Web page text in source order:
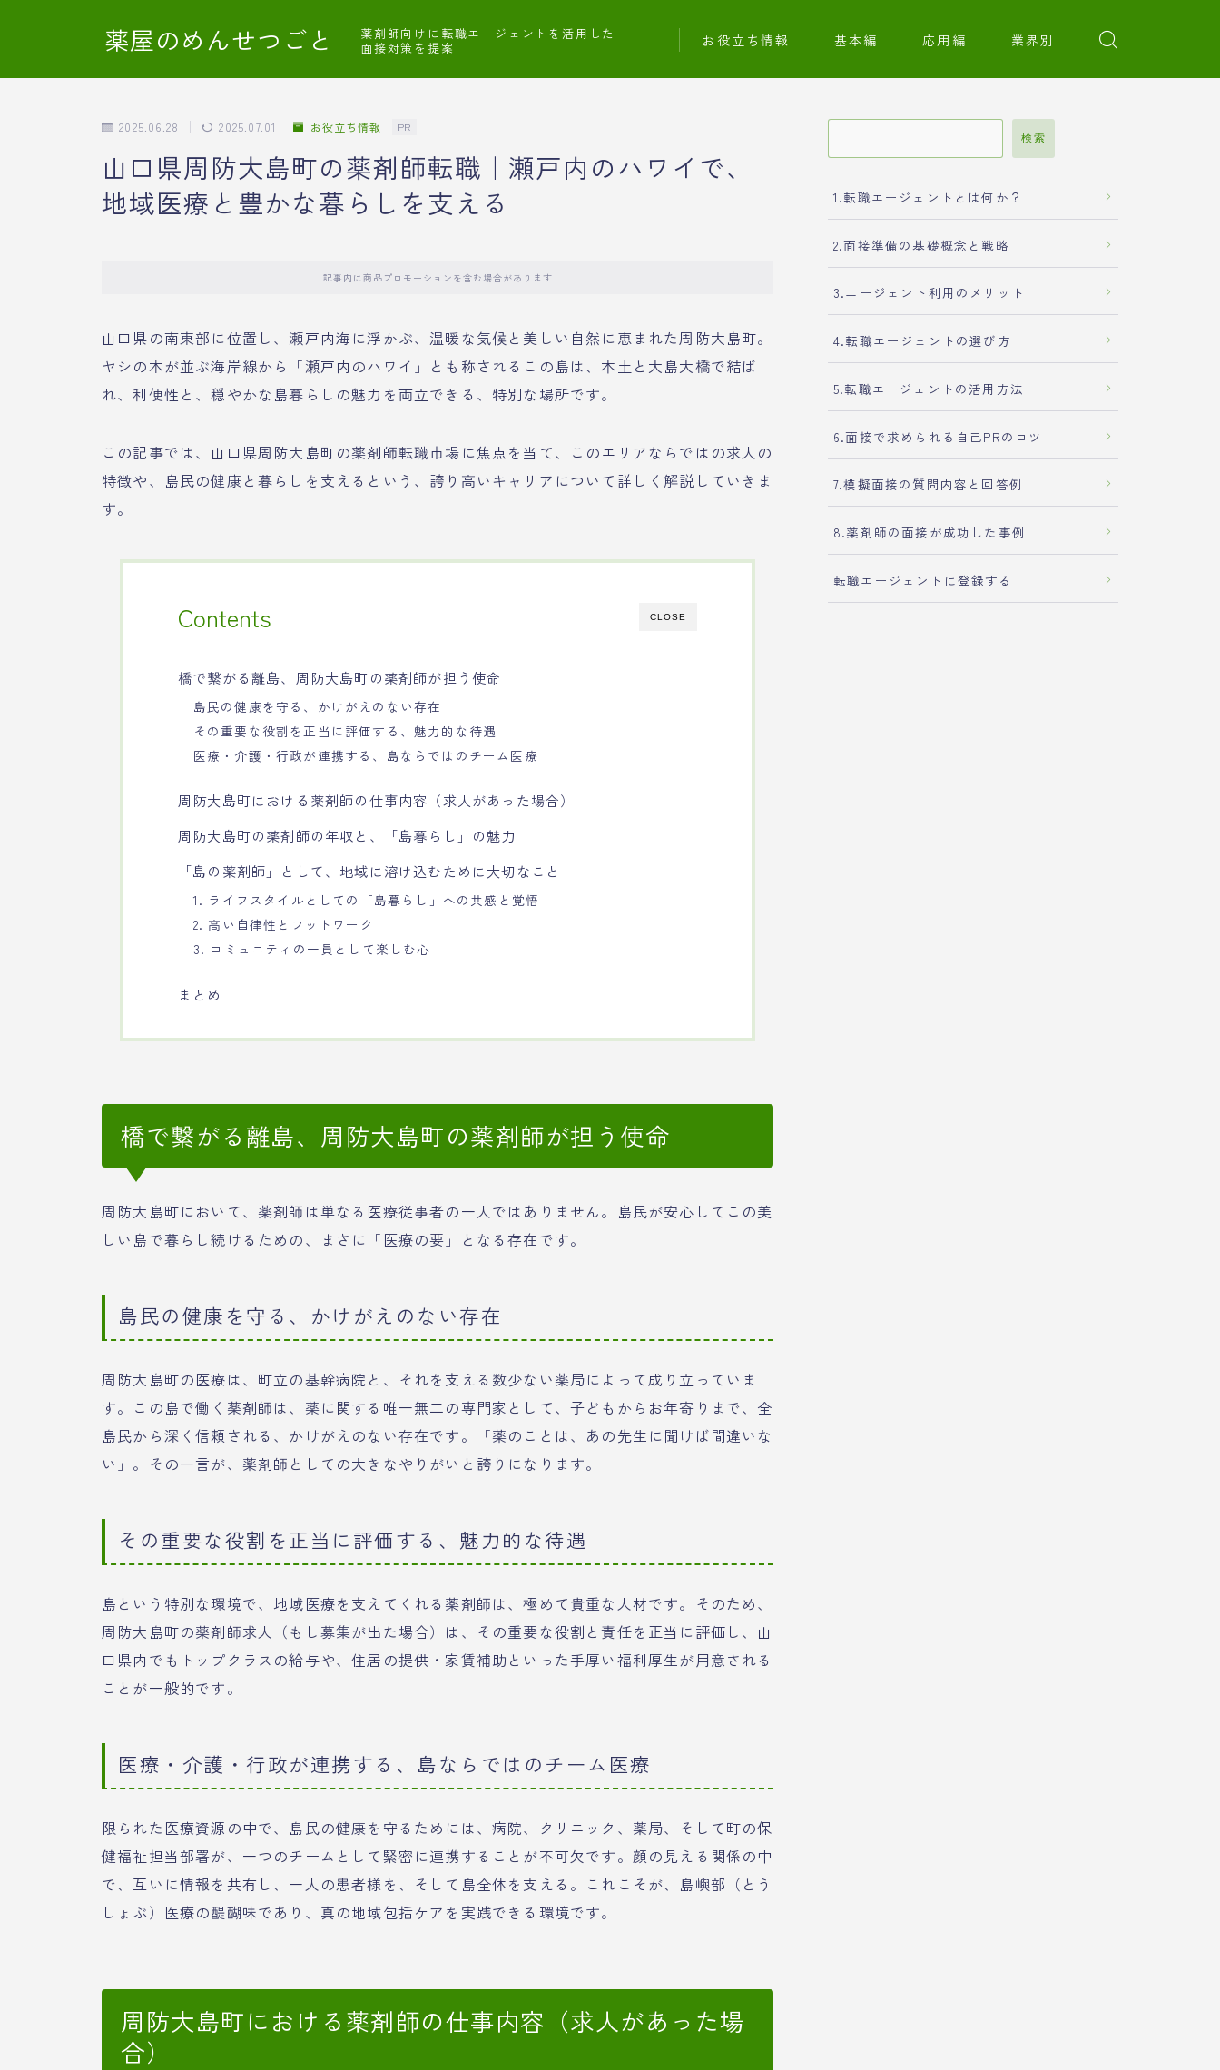
薬屋のめんせつごと
薬剤師向けに転職エージェントを活用した
面接対策を提案
お役立ち情報 基本編 応用編 業界別
2025.06.28 2025.07.01 お役立ち情報 PR
山口県周防大島町の薬剤師転職｜瀬戸内のハワイで、
地域医療と豊かな暮らしを支える
記事内に商品プロモーションを含む場合があります
山口県の南東部に位置し、瀬戸内海に浮かぶ、温暖な気候と美しい自然に恵まれた周防大島町。
ヤシの木が並ぶ海岸線から「瀬戸内のハワイ」とも称されるこの島は、本土と大島大橋で結ば
れ、利便性と、穏やかな島暮らしの魅力を両立できる、特別な場所です。
この記事では、山口県周防大島町の薬剤師転職市場に焦点を当て、このエリアならではの求人の
特徴や、島民の健康と暮らしを支えるという、誇り高いキャリアについて詳しく解説していきま
す。
CLOSE
Contents
橋で繋がる離島、周防大島町の薬剤師が担う使命
島民の健康を守る、かけがえのない存在
その重要な役割を正当に評価する、魅力的な待遇
医療・介護・行政が連携する、島ならではのチーム医療
周防大島町における薬剤師の仕事内容（求人があった場合）
周防大島町の薬剤師の年収と、「島暮らし」の魅力
「島の薬剤師」として、地域に溶け込むために大切なこと
1. ライフスタイルとしての「島暮らし」への共感と覚悟
2. 高い自律性とフットワーク
3. コミュニティの一員として楽しむ心
まとめ
橋で繋がる離島、周防大島町の薬剤師が担う使命
周防大島町において、薬剤師は単なる医療従事者の一人ではありません。島民が安心してこの美
しい島で暮らし続けるための、まさに「医療の要」となる存在です。
島民の健康を守る、かけがえのない存在
周防大島町の医療は、町立の基幹病院と、それを支える数少ない薬局によって成り立っていま
す。この島で働く薬剤師は、薬に関する唯一無二の専門家として、子どもからお年寄りまで、全
島民から深く信頼される、かけがえのない存在です。「薬のことは、あの先生に聞けば間違いな
い」。その一言が、薬剤師としての大きなやりがいと誇りになります。
その重要な役割を正当に評価する、魅力的な待遇
島という特別な環境で、地域医療を支えてくれる薬剤師は、極めて貴重な人材です。そのため、
周防大島町の薬剤師求人（もし募集が出た場合）は、その重要な役割と責任を正当に評価し、山
口県内でもトップクラスの給与や、住居の提供・家賃補助といった手厚い福利厚生が用意される
ことが一般的です。
医療・介護・行政が連携する、島ならではのチーム医療
限られた医療資源の中で、島民の健康を守るためには、病院、クリニック、薬局、そして町の保
健福祉担当部署が、一つのチームとして緊密に連携することが不可欠です。顔の見える関係の中
で、互いに情報を共有し、一人の患者様を、そして島全体を支える。これこそが、島嶼部（とう
しょぶ）医療の醍醐味であり、真の地域包括ケアを実践できる環境です。
周防大島町における薬剤師の仕事内容（求人があった場
合）
検索
1.転職エージェントとは何か？
2.面接準備の基礎概念と戦略
3.エージェント利用のメリット
4.転職エージェントの選び方
5.転職エージェントの活用方法
6.面接で求められる自己PRのコツ
7.模擬面接の質問内容と回答例
8.薬剤師の面接が成功した事例
転職エージェントに登録する